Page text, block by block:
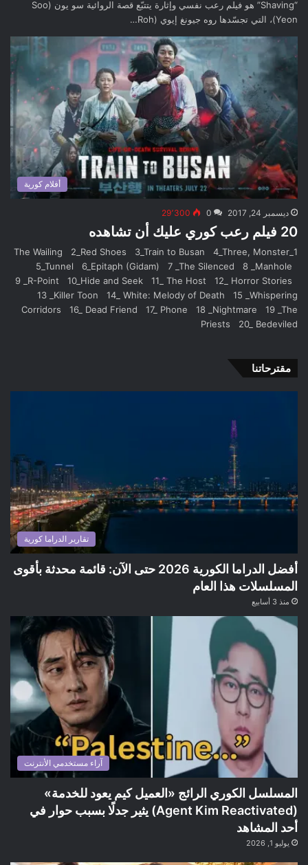
“Shaving” هو فيلم رعب نفسي وإثارة يتتبّع قصة الروائية سو يون (Soo
Yeon)، التي تجسّدها روه جيونغ إيوي (Roh…
أفلام كورية
ديسمبر 24, 2017 0 29٬300
20 فيلم رعب كوري عليك أن تشاهده
1_The Wailing 2_Red Shoes 3_Train to Busan 4_Three, Monster
5_Tunnel 6_Epitaph (Gidam) 7 _The Silenced 8 _Manhole
9 _R-Point 10_Hide and Seek 11_ The Host 12_ Horror Stories
13 _Killer Toon 14_ White: Melody of Death 15 _Whispering
Corridors 16_ Dead Friend 17_ Phone 18 _Nightmare 19 _The
Priests 20_ Bedeviled
مقترحاتنا
تقارير الدراما كورية
أفضل الدراما الكورية 2026 حتى الآن: قائمة محدثة بأقوى
المسلسلات هذا العام
منذ 3 أسابيع
آراء مستخدمي الأنترنت
المسلسل الكوري الرائج «العميل كيم يعود للخدمة»
(Agent Kim Reactivated) يثير جدلًا بسبب حوار في
أحد المشاهد
يوليو 1, 2026